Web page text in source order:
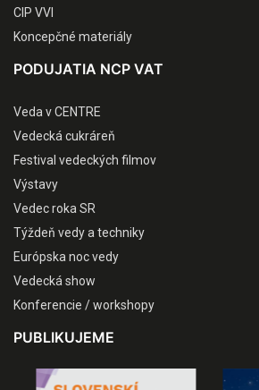
CIP VVI
Koncepčné materiály
PODUJATIA NCP VAT
Veda v CENTRE
Vedecká cukráreň
Festival vedeckých filmov
Výstavy
Vedec roka SR
Týždeň vedy a techniky
Európska noc vedy
Vedecká show
Konferencie / workshopy
PUBLIKUJEME